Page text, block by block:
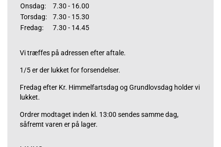
Onsdag:
7.30 - 16.00
Torsdag:
7.30 - 15.30
Fredag:
7.30 - 14.45
Vi træffes på adressen efter aftale.
1/5 er der lukket for forsendelser.
Fredag efter Kr. Himmelfartsdag og Grundlovsdag holder vi
lukket.
Ordrer modtaget inden kl. 13:00 sendes samme dag,
såfremt varen er på lager.